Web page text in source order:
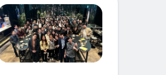
ッフ
理スタッフ
理スタッフ
理スタッフ
理スタッフ
理スタッフ
理スタッフ
ッフ
ッフ
理スタッフ